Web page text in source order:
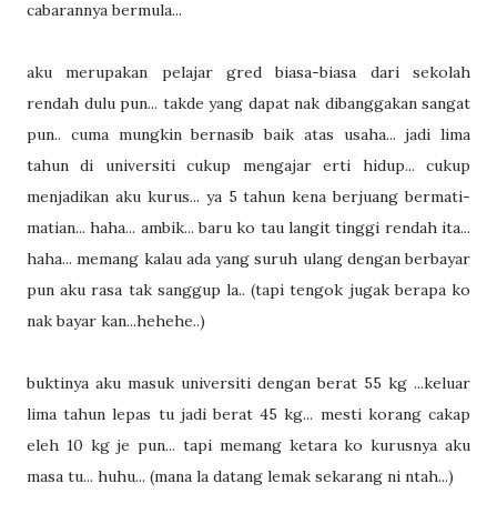
cabarannya bermula...
aku merupakan pelajar gred biasa-biasa dari sekolah
rendah dulu pun... takde yang dapat nak dibanggakan sangat
pun.. cuma mungkin bernasib baik atas usaha... jadi lima
tahun di universiti cukup mengajar erti hidup... cukup
menjadikan aku kurus... ya 5 tahun kena berjuang bermati-
matian... haha... ambik... baru ko tau langit tinggi rendah ita...
haha... memang kalau ada yang suruh ulang dengan berbayar
pun aku rasa tak sanggup la.. (tapi tengok jugak berapa ko
nak bayar kan...hehehe..)
buktinya aku masuk universiti dengan berat 55 kg ...keluar
lima tahun lepas tu jadi berat 45 kg... mesti korang cakap
eleh 10 kg je pun... tapi memang ketara ko kurusnya aku
masa tu... huhu... (mana la datang lemak sekarang ni ntah...)